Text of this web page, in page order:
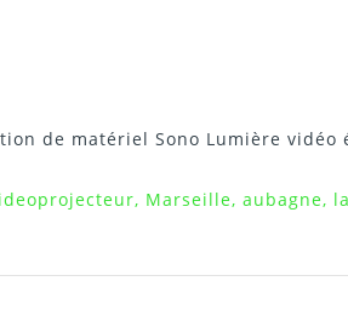
de matériel Sono Lumière vidéo
Marseille, aubagne,